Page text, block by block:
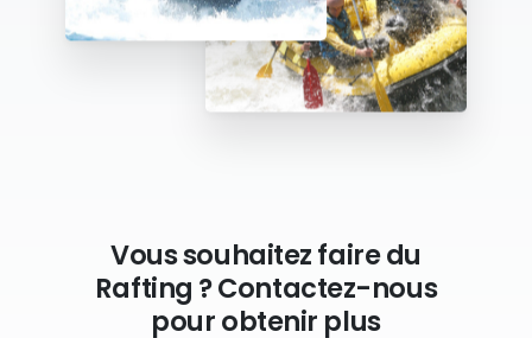
Vous souhaitez faire du
Rafting ? Contactez-nous
pour obtenir plus